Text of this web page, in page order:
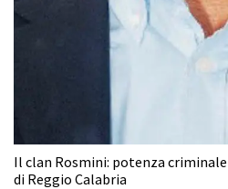
Il clan Rosmini: potenza
di Reggio Calabria